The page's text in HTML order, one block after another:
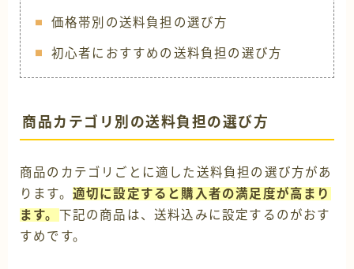
価格帯別の送料負担の選び方
初心者におすすめの送料負担の選び方
商品カテゴリ別の送料負担の選び方
商品のカテゴリごとに適した送料負担の選び方があ
ります。 適切に設定すると購入者の満足度が高まり
ます。
下記の商品は、送料込みに設定するのがおす
すめです。